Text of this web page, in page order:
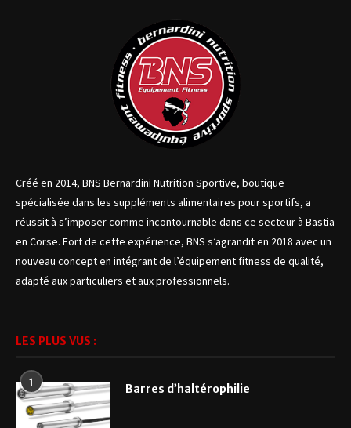
Créé en 2014, BNS Bernardini Nutrition Sportive, boutique
spécialisée dans les suppléments alimentaires pour sportifs, a
réussit à s’imposer comme incontournable dans ce secteur à Bastia
en Corse. Fort de cette expérience, BNS s’agrandit en 2018 avec un
nouveau concept en intégrant de l’équipement fitness de qualité,
adapté aux particuliers et aux professionnels.
LES PLUS VUS :
1 Barres d’haltérophilie